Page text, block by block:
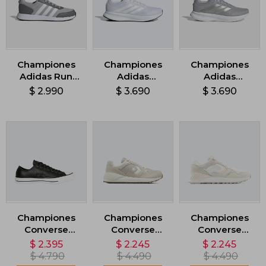
Championes
Adidas Run
50S - Gris
$ 2.990
Championes
Adidas
Runblaze -
$ 3.690
Championes
Adidas
Runblaze -
$ 3.690
Championes
Converse
Chuck Taylor
AS OX - Negro
$ 2.395
$ 4.790
Championes
Converse
Wave Trainer -
Beige
$ 2.245
$ 4.490
Championes
Converse
Wave Trainer -
Blanco
$ 2.245
$ 4.490